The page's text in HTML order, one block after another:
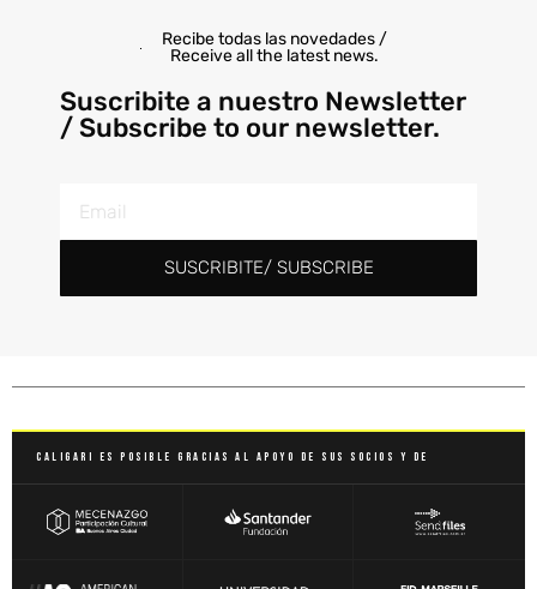
Recibe todas las novedades /
Receive all the latest news.
Suscribite a nuestro Newsletter
/ Subscribe to our newsletter.
SUSCRIBITE/ SUBSCRIBE
Caligari es posible gracias al apoyo de sus socios y de